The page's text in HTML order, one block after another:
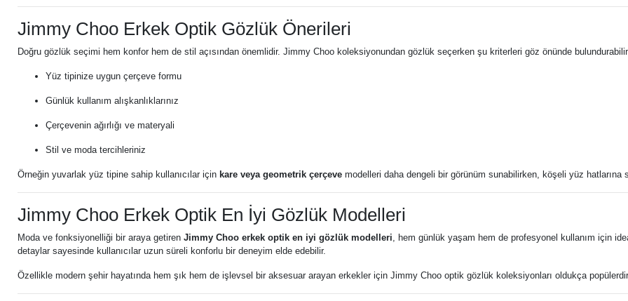
Jimmy Choo Erkek Optik Gözlük Önerileri
Doğru gözlük seçimi hem konfor hem de stil açısından önemlidir. Jimmy Choo koleksiyonundan gözlük seçerken şu kriterleri göz önünde
Yüz tipinize uygun çerçeve formu
Günlük kullanım alışkanlıklarınız
Çerçevenin ağırlığı ve materyali
Stil ve moda tercihleriniz
Örneğin yuvarlak yüz tipine sahip kullanıcılar için kare veya geometrik çerçeve modelleri daha dengeli bir görünüm sunabilirken, köşeli yüz hatlarına
Jimmy Choo Erkek Optik En İyi Gözlük Modelleri
Moda ve fonksiyonelliği bir araya getiren Jimmy Choo erkek optik en iyi gözlük modelleri, hem günlük yaşam hem de profesyonel kullanım için
detaylar sayesinde kullanıcılar uzun süreli konforlu bir deneyim elde edebilir.
Özellikle modern şehir hayatında hem şık hem de işlevsel bir aksesuar arayan erkekler için Jimmy Choo optik gözlük koleksiyonları oldukça